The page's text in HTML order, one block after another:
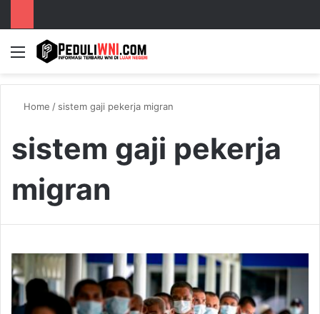
Menu
Home / sistem gaji pekerja migran
sistem gaji pekerja
migran